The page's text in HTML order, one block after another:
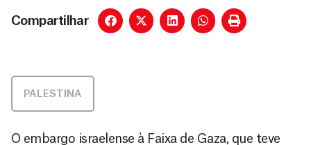
Compartilhar
PALESTINA
O embargo israelense à Faixa de Gaza, que teve